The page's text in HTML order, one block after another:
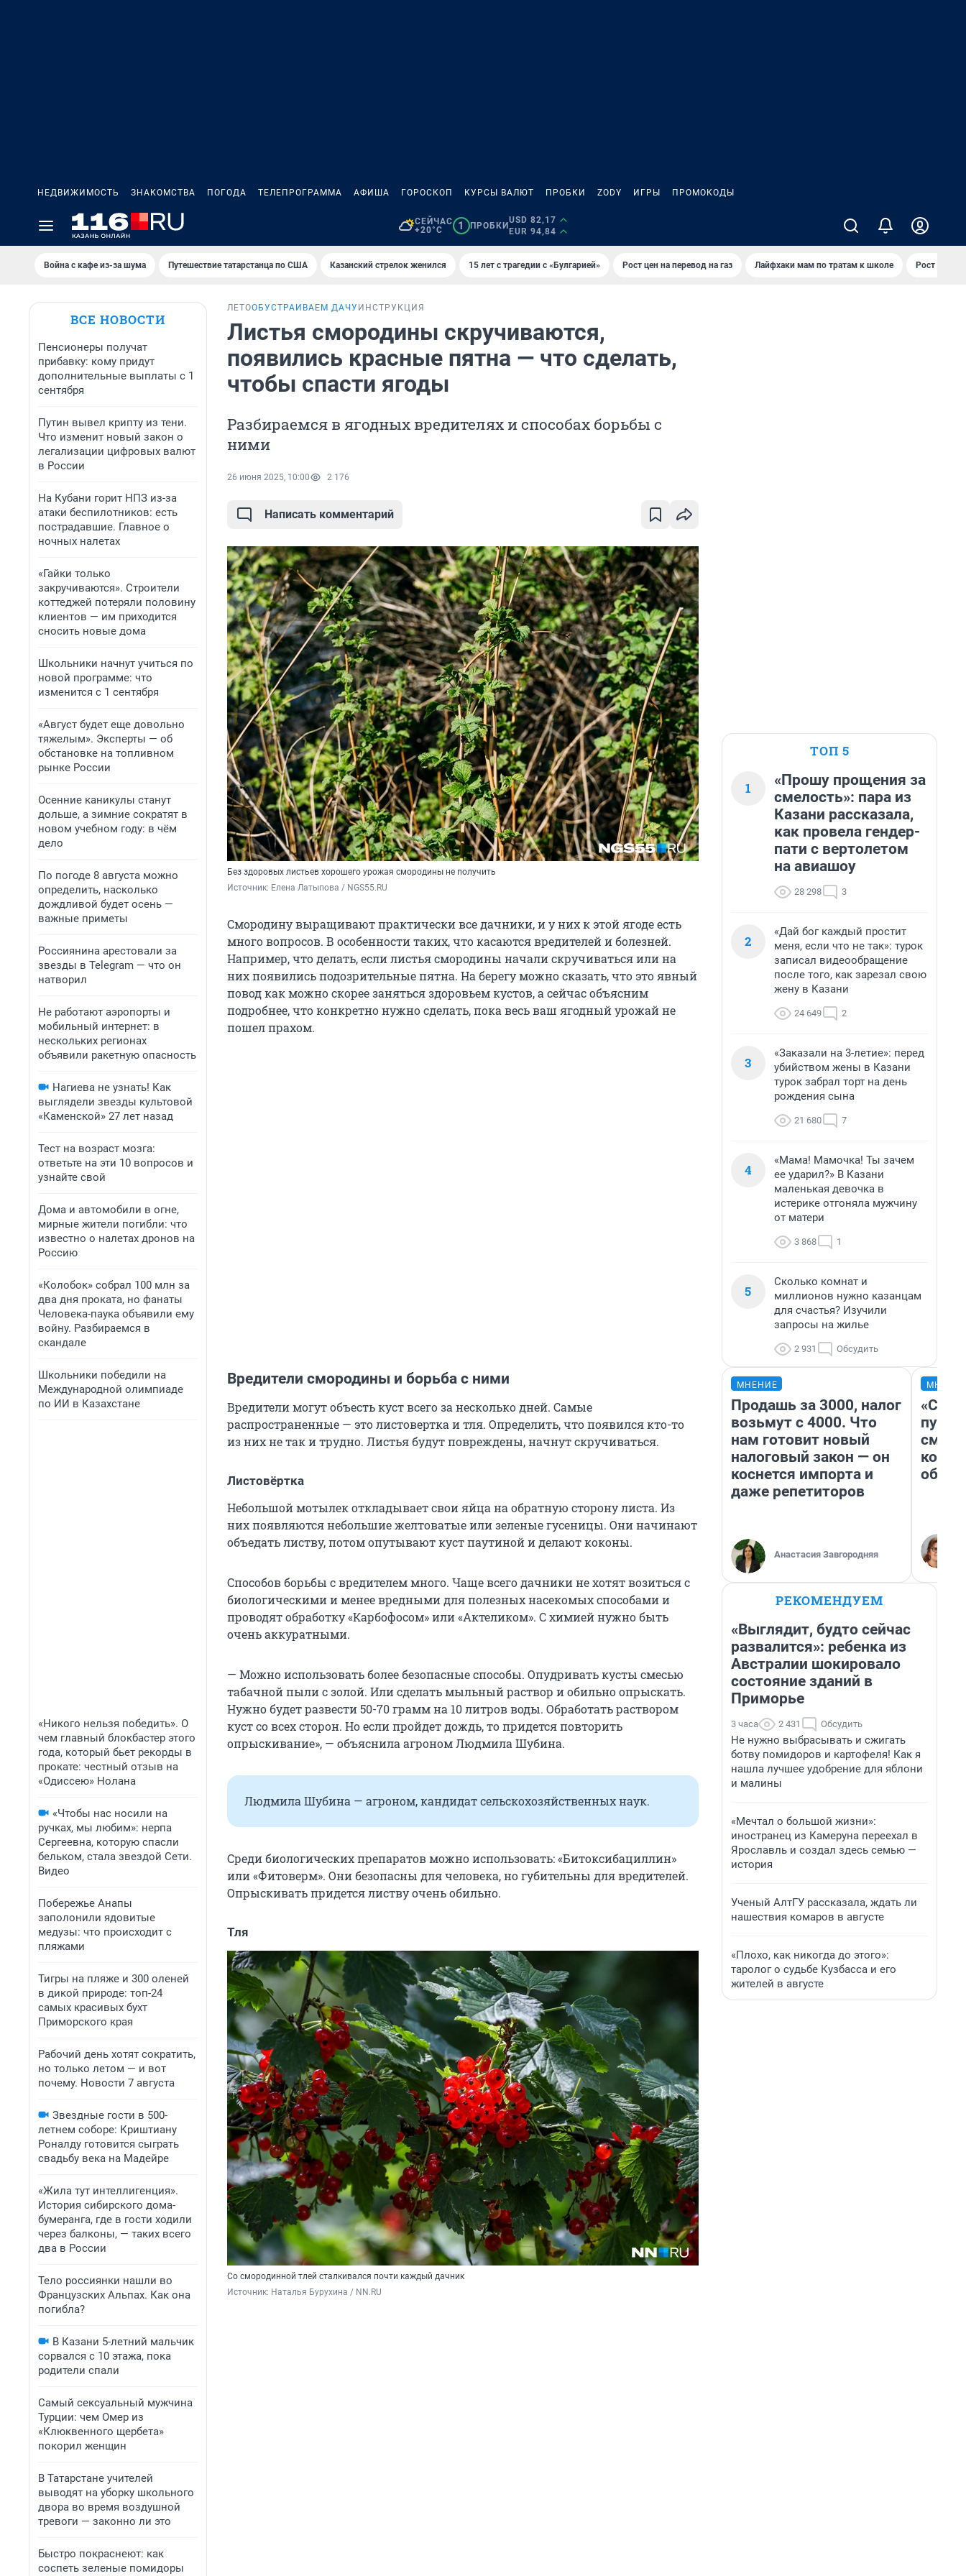
НЕДВИЖИМОСТЬ ЗНАКОМСТВА ПОГОДА ТЕЛЕПРОГРАММА АФИША ГОРОСКОП КУРСЫ ВАЛЮТ ПРОБКИ ZODY ИГРЫ ПРОМОКОДЫ
СЕЙЧАС
+20°C
1 ПРОБКИ
USD 82,17
EUR 94,84
Война с кафе из-за шума Путешествие татарстанца по США Казанский стрелок женился 15 лет с трагедии с «Булгарией» Рост цен на перевод на газ Лайфхаки мам по тратам к школе Рост цен на
ВСЕ НОВОСТИ
Пенсионеры получат
прибавку: кому придут
дополнительные выплаты с 1
сентября
Путин вывел крипту из тени.
Что изменит новый закон о
легализации цифровых валют
в России
На Кубани горит НПЗ из-за
атаки беспилотников: есть
пострадавшие. Главное о
ночных налетах
«Гайки только
закручиваются». Строители
коттеджей потеряли половину
клиентов — им приходится
сносить новые дома
Школьники начнут учиться по
новой программе: что
изменится с 1 сентября
«Август будет еще довольно
тяжелым». Эксперты — об
обстановке на топливном
рынке России
Осенние каникулы станут
дольше, а зимние сократят в
новом учебном году: в чём
дело
По погоде 8 августа можно
определить, насколько
дождливой будет осень —
важные приметы
Россиянина арестовали за
звезды в Telegram — что он
натворил
Не работают аэропорты и
мобильный интернет: в
нескольких регионах
объявили ракетную опасность
Нагиева не узнать! Как
выглядели звезды культовой
«Каменской» 27 лет назад
Тест на возраст мозга:
ответьте на эти 10 вопросов и
узнайте свой
Дома и автомобили в огне,
мирные жители погибли: что
известно о налетах дронов на
Россию
«Колобок» собрал 100 млн за
два дня проката, но фанаты
Человека-паука объявили ему
войну. Разбираемся в
скандале
Школьники победили на
Международной олимпиаде
по ИИ в Казахстане
«Никого нельзя победить». О
чем главный блокбастер этого
года, который бьет рекорды в
прокате: честный отзыв на
«Одиссею» Нолана
«Чтобы нас носили на
ручках, мы любим»: нерпа
Сергеевна, которую спасли
бельком, стала звездой Сети.
Видео
Побережье Анапы
заполонили ядовитые
медузы: что происходит с
пляжами
Тигры на пляже и 300 оленей
в дикой природе: топ-24
самых красивых бухт
Приморского края
Рабочий день хотят сократить,
но только летом — и вот
почему. Новости 7 августа
Звездные гости в 500-
летнем соборе: Криштиану
Роналду готовится сыграть
свадьбу века на Мадейре
«Жила тут интеллигенция».
История сибирского дома-
бумеранга, где в гости ходили
через балконы, — таких всего
два в России
Тело россиянки нашли во
Французских Альпах. Как она
погибла?
В Казани 5-летний мальчик
сорвался с 10 этажа, пока
родители спали
Самый сексуальный мужчина
Турции: чем Омер из
«Клюквенного щербета»
покорил женщин
В Татарстане учителей
выводят на уборку школьного
двора во время воздушной
тревоги — законно ли это
Быстро покраснеют: как
соспеть зеленые помидоры
ЛЕТООБУСТРАИВАЕМ ДАЧУ ИНСТРУКЦИЯ
Листья смородины скручиваются,
появились красные пятна — что сделать,
чтобы спасти ягоды
Разбираемся в ягодных вредителях и способах борьбы с
ними
26 июня 2025, 10:00 2 176
Написать комментарий
Без здоровых листьев хорошего урожая смородины не получить
Источник: Елена Латыпова / NGS55.RU
Смородину выращивают практически все дачники, и у них к этой ягоде есть
много вопросов. В особенности таких, что касаются вредителей и болезней.
Например, что делать, если листья смородины начали скручиваться или на
них появились подозрительные пятна. На берегу можно сказать, что это явный
повод как можно скорее заняться здоровьем кустов, а сейчас объясним
подробнее, что конкретно нужно сделать, пока весь ваш ягодный урожай не
пошел прахом.
Вредители смородины и борьба с ними
Вредители могут объесть куст всего за несколько дней. Самые
распространенные — это листовертка и тля. Определить, что появился кто-то
из них не так и трудно. Листья будут повреждены, начнут скручиваться.
Листовёртка
Небольшой мотылек откладывает свои яйца на обратную сторону листа. Из
них появляются небольшие желтоватые или зеленые гусеницы. Они начинают
объедать листву, потом опутывают куст паутиной и делают коконы.
Способов борьбы с вредителем много. Чаще всего дачники не хотят возиться с
биологическими и менее вредными для полезных насекомых способами и
проводят обработку «Карбофосом» или «Актеликом». С химией нужно быть
очень аккуратными.
— Можно использовать более безопасные способы. Опудривать кусты смесью
табачной пыли с золой. Или сделать мыльный раствор и обильно опрыскать.
Нужно будет развести 50-70 грамм на 10 литров воды. Обработать раствором
куст со всех сторон. Но если пройдет дождь, то придется повторить
опрыскивание», — объяснила агроном Людмила Шубина.
Людмила Шубина — агроном, кандидат сельскохозяйственных наук.
Среди биологических препаратов можно использовать: «Битоксибациллин»
или «Фитоверм». Они безопасны для человека, но губительны для вредителей.
Опрыскивать придется листву очень обильно.
Тля
Со смородинной тлей сталкивался почти каждый дачник
Источник: Наталья Бурухина / NN.RU
ТОП 5
1
«Прошу прощения за
смелость»: пара из
Казани рассказала,
как провела гендер-
пати с вертолетом
на авиашоу
28 298 3
2
«Дай бог каждый простит
меня, если что не так»: турок
записал видеообращение
после того, как зарезал свою
жену в Казани
24 649 2
3
«Заказали на 3-летие»: перед
убийством жены в Казани
турок забрал торт на день
рождения сына
21 680 7
4
«Мама! Мамочка! Ты зачем
ее ударил?» В Казани
маленькая девочка в
истерике отгоняла мужчину
от матери
3 868 1
5
Сколько комнат и
миллионов нужно казанцам
для счастья? Изучили
запросы на жилье
2 931 Обсудить
МНЕНИЕ
Продашь за 3000, налог
возьмут с 4000. Что
нам готовит новый
налоговый закон — он
коснется импорта и
даже репетиторов
Анастасия Завгородняя
РЕКОМЕНДУЕМ
«Выглядит, будто сейчас
развалится»: ребенка из
Австралии шокировало
состояние зданий в
Приморье
3 часа 2 431 Обсудить
Не нужно выбрасывать и сжигать
ботву помидоров и картофеля! Как я
нашла лучшее удобрение для яблони
и малины
«Мечтал о большой жизни»:
иностранец из Камеруна переехал в
Ярославль и создал здесь семью —
история
Ученый АлтГУ рассказала, ждать ли
нашествия комаров в августе
«Плохо, как никогда до этого»:
таролог о судьбе Кузбасса и его
жителей в августе